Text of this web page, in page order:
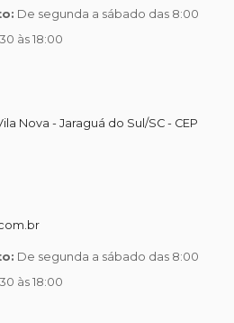
De segunda a sábado das 8:00
às 18:00
Nova - Jaraguá do Sul/SC - CEP
De segunda a sábado das 8:00
às 18:00